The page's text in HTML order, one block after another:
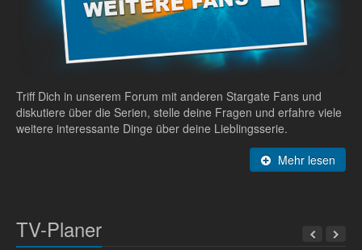
Triff Dich in unserem Forum mit anderen Stargate Fans und
diskutiere über die Serien, stelle deine Fragen und erfahre viele
weitere interessante Dinge über deine Lieblingsserie.
Mehr lesen
TV-Planer